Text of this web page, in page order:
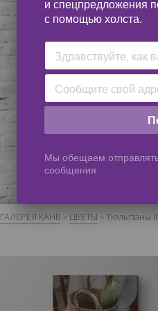
ГАЛЕРЕЯ КАНВ » ЦВЕТЫ » Тюльпаны II
и спецпредложения
с помощью холста.
Мы обещаем
сообщения